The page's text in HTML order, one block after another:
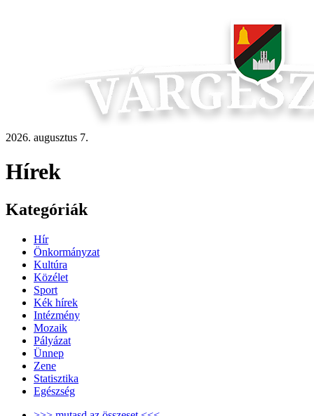
2026. augusztus 7.
Hírek
Kategóriák
Hír
Önkormányzat
Kultúra
Közélet
Sport
Kék hírek
Intézmény
Mozaik
Pályázat
Ünnep
Zene
Statisztika
Egészség